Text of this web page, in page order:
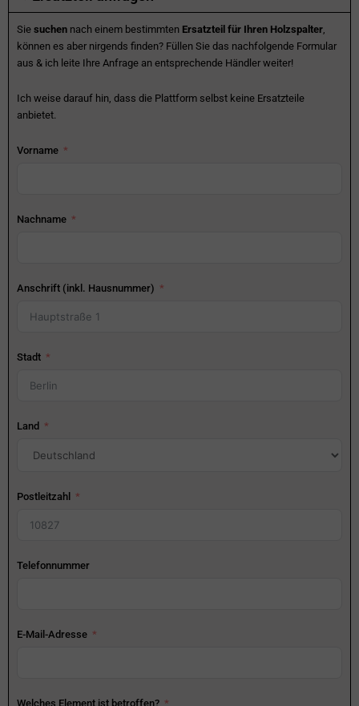
Sie suchen nach einem bestimmten Ersatzteil für Ihren Holzspalter,
können es aber nirgends finden? Füllen Sie das nachfolgende Formular
aus & ich leite Ihre Anfrage an entsprechende Händler weiter!
Ich weise darauf hin, dass die Plattform selbst keine Ersatzteile
anbietet.
Vorname
Nachname
Anschrift (inkl. Hausnummer)
Stadt
Land
Postleitzahl
Telefonnummer
E-Mail-Adresse
Welches Element ist betroffen?